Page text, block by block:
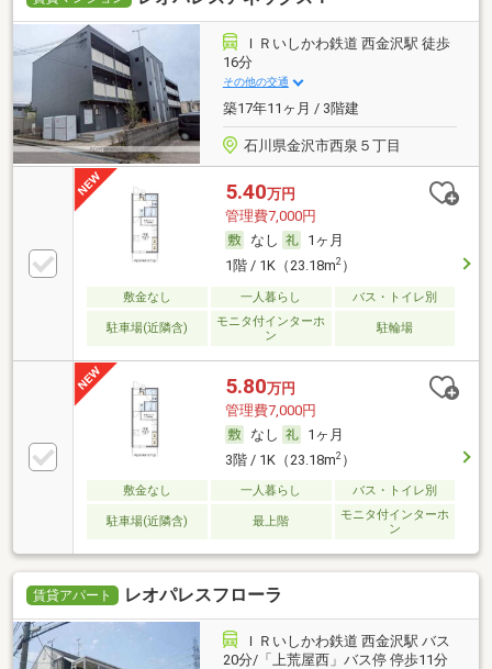
ＩＲいしかわ鉄道 西金沢駅 徒歩
16分
その他の交通
築17年11ヶ月 / 3階建
石川県金沢市西泉５丁目
5.40万円
管理費7,000円
なし
1ヶ月
1階 / 1K（23.18m2）
敷金なし 一人暮らし バス・トイレ別
駐車場(近隣含)
モニタ付インターホ
ン
駐輪場
5.80万円
管理費7,000円
なし
1ヶ月
3階 / 1K（23.18m2）
敷金なし 一人暮らし バス・トイレ別
駐車場(近隣含) 最上階
モニタ付インターホ
ン
賃貸アパート レオパレスフローラ
ＩＲいしかわ鉄道 西金沢駅 バス
20分/「上荒屋西」バス停 停歩11分